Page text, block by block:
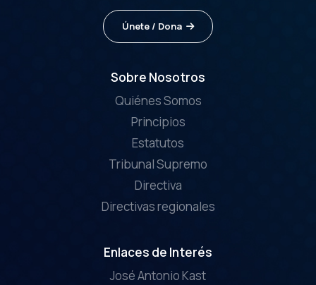
Únete / Dona
Sobre Nosotros
Quiénes Somos
Principios
Estatutos
Tribunal Supremo
Directiva
Directivas regionales
Enlaces de Interés
José Antonio Kast